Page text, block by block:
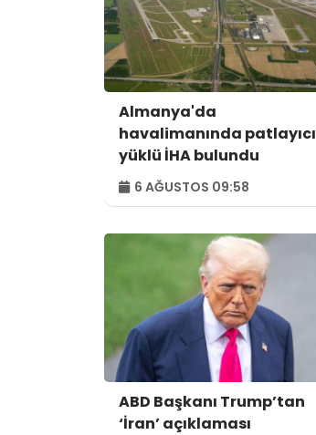
Almanya'da
havalimanında patlayıcı
yüklü İHA bulundu
6 AĞUSTOS 09:58
ABD Başkanı Trump’tan
‘İran’ açıklaması